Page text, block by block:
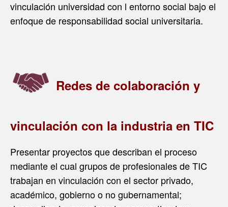
vinculación universidad con l entorno social bajo el
enfoque de responsabilidad social universitaria.
Redes de colaboración y
vinculación con la industria en TIC
Presentar proyectos que describan el proceso
mediante el cual grupos de profesionales de TIC
trabajan en vinculación con el sector privado,
académico, gobierno o no gubernamental;